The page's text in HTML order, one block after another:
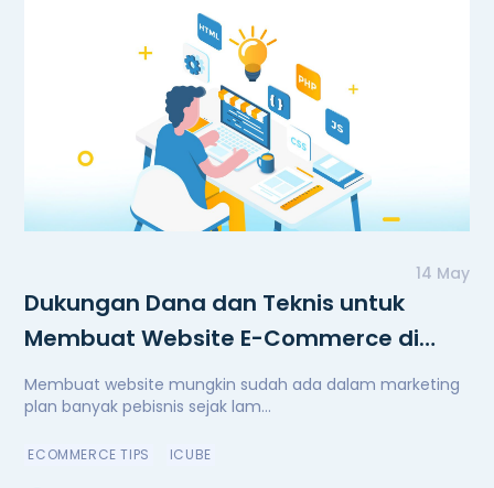
14 May
Dukungan Dana dan Teknis untuk
Membuat Website E-Commerce di
Masa Pandemi
Membuat website mungkin sudah ada dalam marketing
plan banyak pebisnis sejak lam...
ECOMMERCE TIPS ICUBE